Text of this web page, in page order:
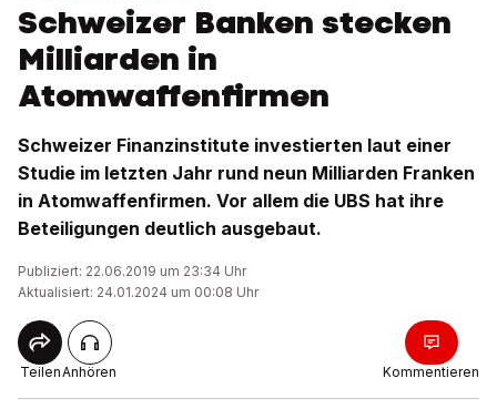
Schweizer Banken stecken
Milliarden in
Atomwaffenfirmen
Schweizer Finanzinstitute investierten laut einer
Studie im letzten Jahr rund neun Milliarden Franken
in Atomwaffenfirmen. Vor allem die UBS hat ihre
Beteiligungen deutlich ausgebaut.
Publiziert: 22.06.2019 um 23:34 Uhr
Aktualisiert: 24.01.2024 um 00:08 Uhr
TeilenAnhören Kommentieren